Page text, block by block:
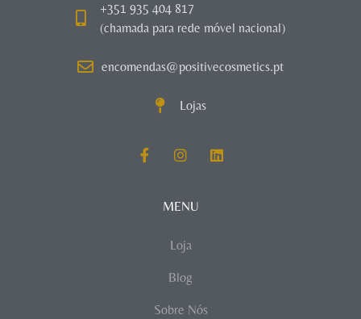
+351 935 404 817
(chamada para rede móvel nacional)
encomendas@positivecosmetics.pt
Lojas
MENU
Loja
Blog
Sobre Nós